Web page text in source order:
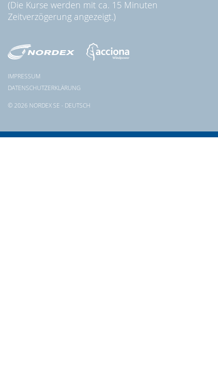
(Die Kurse werden mit ca. 15 Minuten
Zeitverzögerung angezeigt.)
© 2026 NORDEX SE - DEUTSCH
IMPRESSUM
DATENSCHUTZERKLÄRUNG